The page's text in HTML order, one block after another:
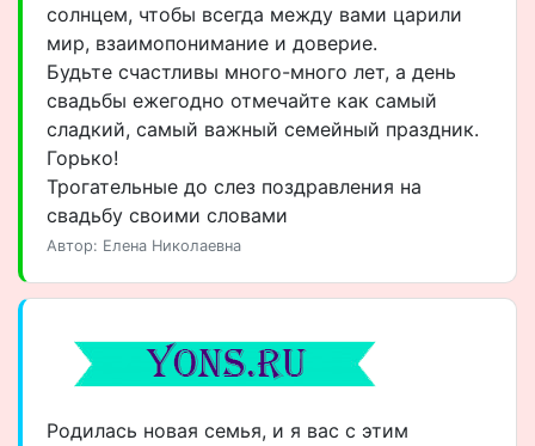
солнцем, чтобы всегда между вами царили
мир, взаимопонимание и доверие.
Будьте счастливы много-много лет, а день
свадьбы ежегодно отмечайте как самый
сладкий, самый важный семейный праздник.
Горько!
Трогательные до слез поздравления на
свадьбу своими словами
Автор: Елена Николаевна
Родилась новая семья, и я вас с этим